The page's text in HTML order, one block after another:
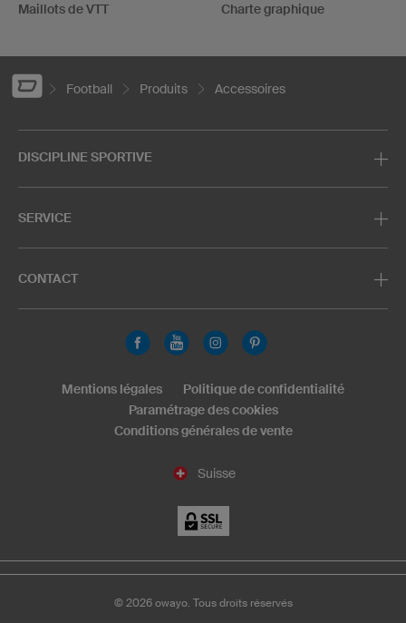
Maillots de VTT
Charte graphique
Football Produits Accessoires
DISCIPLINE SPORTIVE
SERVICE
CONTACT
Suisse
Mentions légales
Politique de confidentialité
Paramétrage des cookies
Conditions générales de vente
© 2026owayo. Tous droits réservés